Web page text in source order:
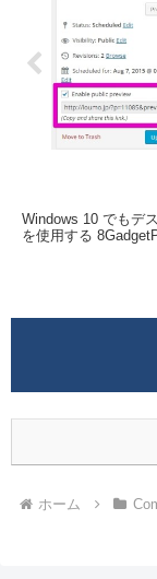
Windows 10 でもデ
を使用する
ホーム